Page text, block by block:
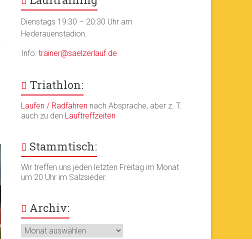
Dienstags 19:30 – 20:30 Uhr am
Hederauenstadion.
Info:trainer@saelzerlauf.de
Triathlon:
Laufen / Radfahren nach Absprache, aber z. T.
auch zu den Lauftreffzeiten
Stammtisch:
Wir treffen uns jeden letzten Freitag im Monat
um 20 Uhr im Salzsieder.
Archiv:
Archiv: